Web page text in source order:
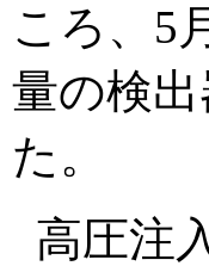
ころ、5
量の検
た。
高圧注